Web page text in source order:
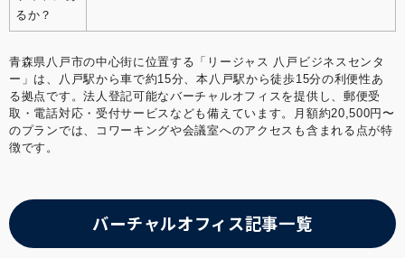
るか？
青森県八戸市の中心街に位置する「リージャス 八戸ビジネスセンタ
ー」は、八戸駅から車で約15分、本八戸駅から徒歩15分の利便性あ
る拠点です。法人登記可能なバーチャルオフィスを提供し、郵便受
取・電話対応・受付サービスなども備えています。月額約20,500円〜
のプランでは、コワーキングや会議室へのアクセスも含まれる点が特
徴です。
バーチャルオフィス記事一覧